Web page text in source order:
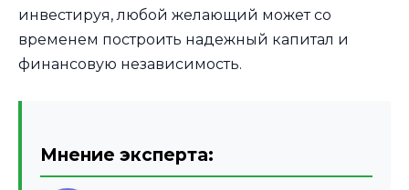
инвестируя, любой желающий может со
временем построить надежный капитал и
финансовую независимость.
Мнение эксперта: